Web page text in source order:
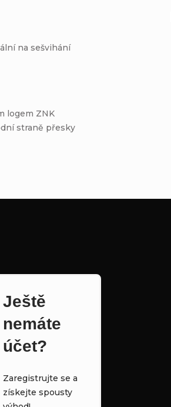
na sešvihání
logem ZNK
straně přesky
Ještě
nemáte
účet?
Zaregistrujte se a
získejte spousty